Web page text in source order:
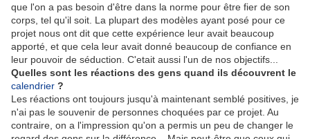
que l'on a pas besoin d'être dans la norme pour être fier de son
corps, tel qu'il soit. La plupart des modèles ayant posé pour ce
projet nous ont dit que cette expérience leur avait beaucoup
apporté, et que cela leur avait donné beaucoup de confiance en
leur pouvoir de séduction. C'etait aussi l'un de nos objectifs...
Quelles sont les réactions des gens quand ils découvrent le
calendrier ?
Les réactions ont toujours jusqu'à maintenant semblé positives, je
n'ai pas le souvenir de personnes choquées par ce projet. Au
contraire, on a l'impression qu'on a permis un peu de changer le